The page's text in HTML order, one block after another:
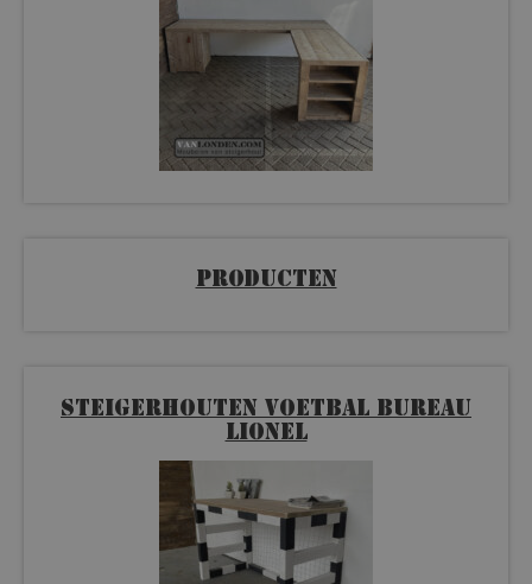
Producten
Steigerhouten voetbal bureau
Lionel